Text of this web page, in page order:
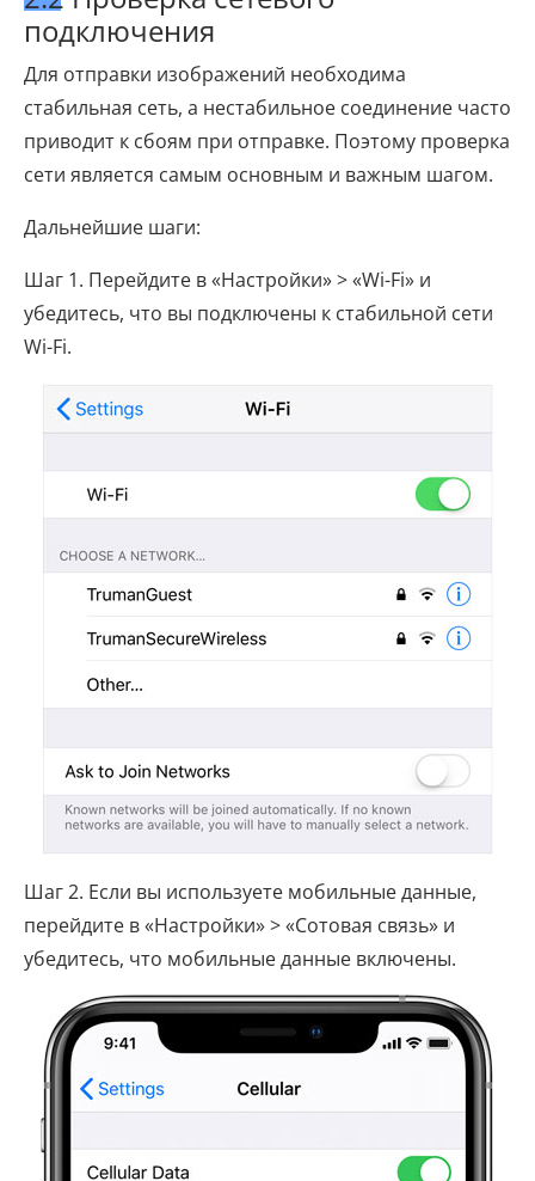
подключения
Для отправки изображений необходима
стабильная сеть, а нестабильное соединение часто
приводит к сбоям при отправке. Поэтому проверка
сети является самым основным и важным шагом.
Дальнейшие шаги:
Шаг 1. Перейдите в «Настройки» > «Wi-Fi» и
убедитесь, что вы подключены к стабильной сети
Wi-Fi.
Шаг 2. Если вы используете мобильные данные,
перейдите в «Настройки» > «Сотовая связь» и
убедитесь, что мобильные данные включены.